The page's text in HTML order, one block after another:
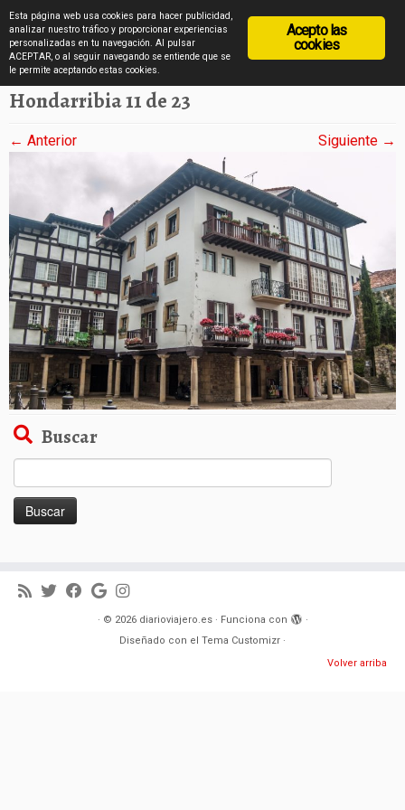
Saltar
al
diarioviajero.es
Inicio » Hondarribia en imágenes
Hondarribia 11 de 23
← Anterior Siguiente →
Buscar
· © 2026 diarioviajero.es· Funciona con
·
Diseñado con el Tema Customizr ·
Volver arriba
Acepto las
cookies
Esta página web usa cookies para hacer publicidad,
analizar nuestro tráfico y proporcionar experiencias
personalizadas en tu navegación. Al pulsar
ACEPTAR, o al seguir navegando se entiende que se
le permite aceptando estas cookies.